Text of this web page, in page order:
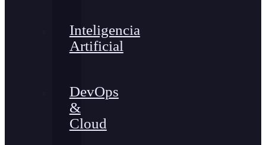
Inteligencia
Artificial
DevOps
&
Cloud